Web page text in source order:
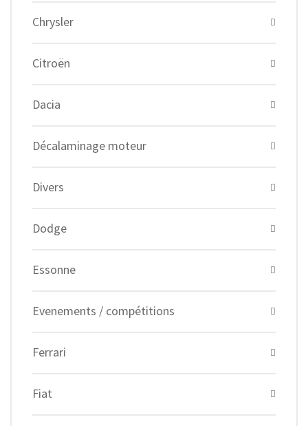
Chrysler
Citroën
Dacia
Décalaminage moteur
Divers
Dodge
Essonne
Evenements / compétitions
Ferrari
Fiat